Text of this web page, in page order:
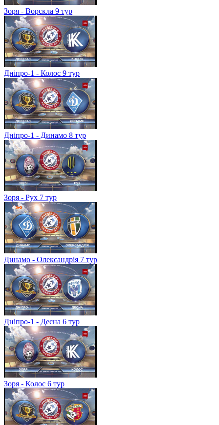
Зоря - Ворскла 9 тур
Дніпро-1 - Колос 9 тур
Дніпро-1 - Динамо 8 тур
Зоря - Рух 7 тур
Динамо - Олександрія 7 тур
Дніпро-1 - Десна 6 тур
Зоря - Колос 6 тур